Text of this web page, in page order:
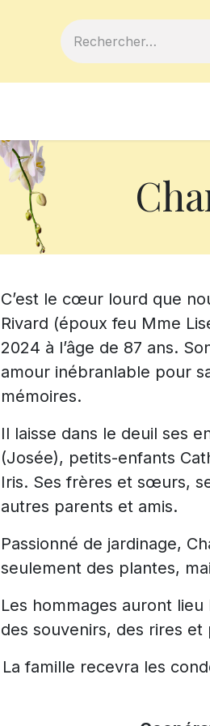
C’est le cœur lourd que
Rivard (époux feu Mme
2024 à l’âge de 87 ans.
amour inébranlable pour
mémoires.
Il laisse dans le deuil ses
(Josée), petits-enfants
Iris. Ses frères et sœurs,
autres parents et amis.
Passionné de jardinage,
seulement des plantes,
Les hommages auront
des souvenirs, des rires
La famille recevra les